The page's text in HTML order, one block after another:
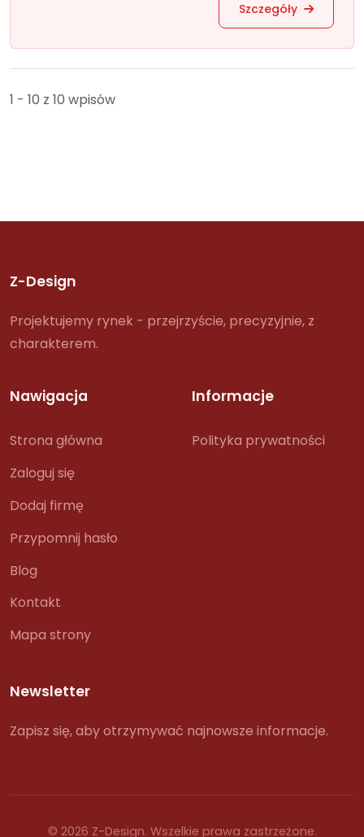
Szczegóły
1 - 10 z 10 wpisów
Z-Design
Projektujemy rynek - przejrzyście, precyzyjnie, z
charakterem.
Nawigacja
Strona główna
Zaloguj się
Dodaj firmę
Przypomnij hasło
Blog
Kontakt
Mapa strony
Informacje
Polityka prywatności
Newsletter
Zapisz się, aby otrzymywać najnowsze informacje.
© 2026 Z-Design. Wszelkie prawa zastrzeżone.